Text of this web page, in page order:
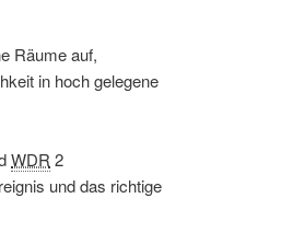
Räume auf,
in hoch gelegene
WDR 2
und das richtige